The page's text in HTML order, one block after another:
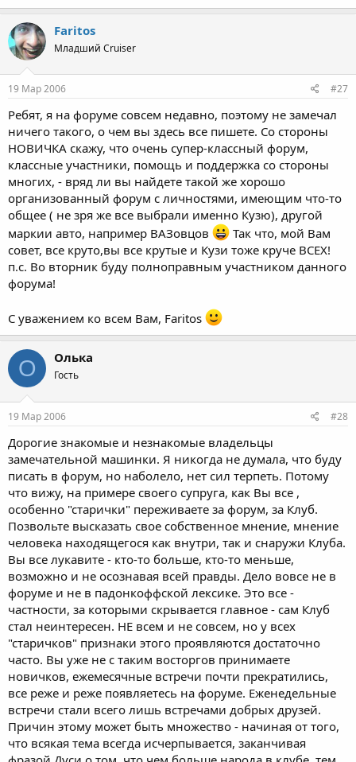
Faritos
Младший Cruiser
19 Мар 2006 #27
Ребят, я на форуме совсем недавно, поэтому не замечал
ничего такого, о чем вы здесь все пишете. Со стороны
НОВИЧКА скажу, что очень супер-классный форум,
классные участники, помощь и поддержка со стороны
многих, - вряд ли вы найдете такой же хорошо
организованный форум с личностями, имеющим что-то
общее ( не зря же все выбрали именно Кузю), другой
маркии авто, например ВАЗовцов
Так что, мой Вам
совет, все круто,вы все крутые и Кузи тоже круче ВСЕХ!
п.с. Во вторник буду полноправным участником данного
форума!
С уважением ко всем Вам, Faritos
О Олька
Гость
19 Мар 2006 #28
Дорогие знакомые и незнакомые владельцы
замечательной машинки. Я никогда не думала, что буду
писать в форум, но наболело, нет сил терпеть. Потому
что вижу, на примере своего супруга, как Вы все ,
особенно "старички" переживаете за форум, за Клуб.
Позвольте высказать свое собственное мнение, мнение
человека находящегося как внутри, так и снаружи Клуба.
Вы все лукавите - кто-то больше, кто-то меньше,
возможно и не осознавая всей правды. Дело вовсе не в
форуме и не в падонкоффской лексике. Это все -
частности, за которыми скрывается главное - сам Клуб
стал неинтересен. НЕ всем и не совсем, но у всех
"старичков" признаки этого проявляются достаточно
часто. Вы уже не с таким восторгов принимаете
новичков, ежемесячные встречи почти прекратились,
все реже и реже появляетесь на форуме. Еженедельные
встречи стали всего лишь встречами добрых друзей.
Причин этому может быть множество - начиная от того,
что всякая тема всегда исчерпывается, заканчивая